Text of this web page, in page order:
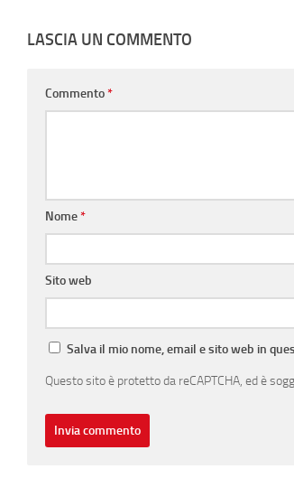
LASCIA UN COMMENTO
Commento*
Nome*
Sito web
Salva il mio nome, email e sito web in
Questo sito è protetto da reCAPTCHA, ed è